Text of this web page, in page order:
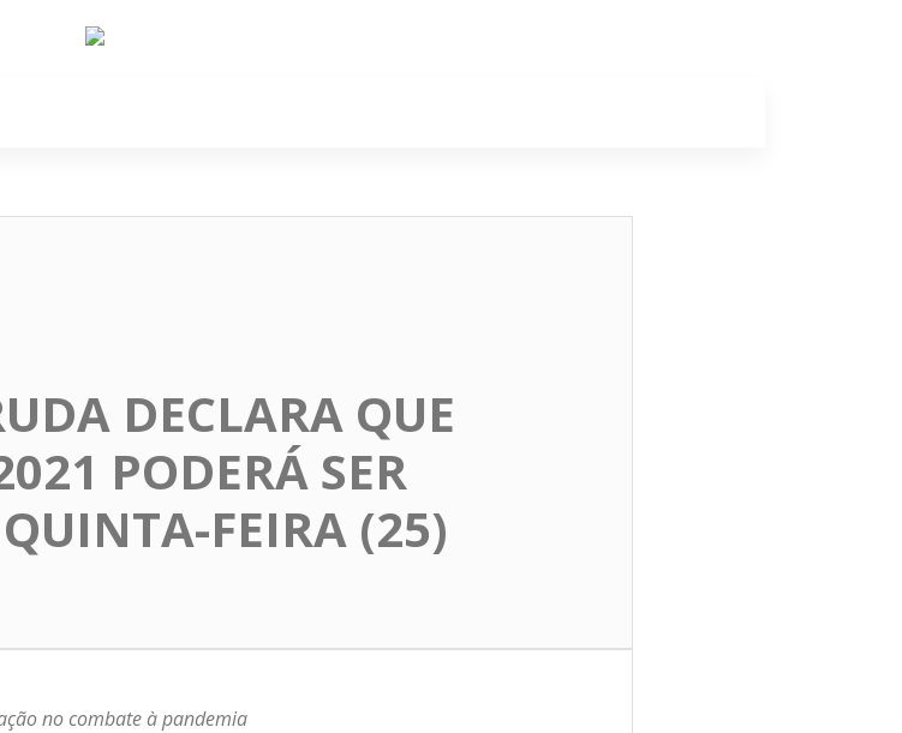
DECLARA QUE
PODERÁ SER
FEIRA (25)
no combate à pandemia